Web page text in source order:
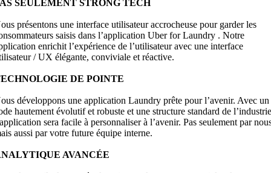
SEULEMENT STRONG TECH
présentons une interface utilisateur accrocheuse pour garder les
saisis dans l’application Uber for Laundry . Notre
enrichit l’expérience de l’utilisateur avec une interface
/ UX élégante, conviviale et réactive.
DE POINTE
développons une application Laundry prête pour l’avenir. Avec un
hautement évolutif et robuste et une structure standard de
sera facile à personnaliser à l’avenir. Pas seulement par
aussi par votre future équipe interne.
AVANCÉE